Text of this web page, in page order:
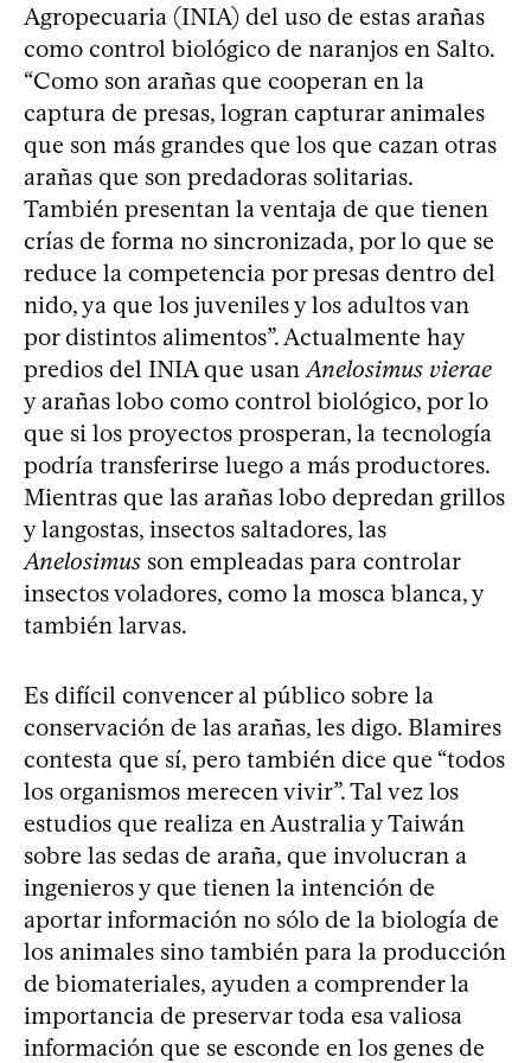
Agropecuaria (INIA) del uso de estas arañas
como control biológico de naranjos en Salto.
“Como son arañas que cooperan en la
captura de presas, logran capturar animales
que son más grandes que los que cazan otras
arañas que son predadoras solitarias.
También presentan la ventaja de que tienen
crías de forma no sincronizada, por lo que se
reduce la competencia por presas dentro del
nido, ya que los juveniles y los adultos van
por distintos alimentos”. Actualmente hay
predios del INIA que usan Anelosimus vierae
y arañas lobo como control biológico, por lo
que si los proyectos prosperan, la tecnología
podría transferirse luego a más productores.
Mientras que las arañas lobo depredan grillos
y langostas, insectos saltadores, las
Anelosimus son empleadas para controlar
insectos voladores, como la mosca blanca, y
también larvas.
Es difícil convencer al público sobre la
conservación de las arañas, les digo. Blamires
contesta que sí, pero también dice que “todos
los organismos merecen vivir”. Tal vez los
estudios que realiza en Australia y Taiwán
sobre las sedas de araña, que involucran a
ingenieros y que tienen la intención de
aportar información no sólo de la biología de
los animales sino también para la producción
de biomateriales, ayuden a comprender la
importancia de preservar toda esa valiosa
información que se esconde en los genes de